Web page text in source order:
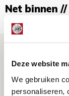
Deze website
We gebruiken
personaliseren,
Net binnen //
de Johan
07 AUGUSTUS 2026 -
NIEUWS